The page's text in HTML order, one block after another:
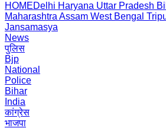
HOMEDelhi Haryana Uttar Pradesh
Maharashtra Assam West Bengal
Jansamasya
News
पुलिस
Bjp
National
Police
Bihar
India
कांग्रेस
भाजपा